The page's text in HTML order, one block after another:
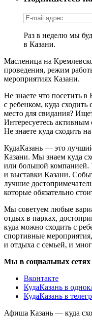
Раз в неделю мы
в Казани.
Масленица на
проведения, режим
мероприятиях Казани.
Не знаете что посетить в
с ребенком, куда
место для свидания?
Интересуетесь
Не знаете куда сходить
КудаКазань — это
Казани. Мы знаем куда
или большой компанией.
и выставки Казани.
лучшие
которые обязательно
Мы советуем любые
отдых в парках,
куда можно сходить с
спортивные
и отдыха с семьей, и
Мы в социальных сетях
Вконтакте
КудаКазань в
КудаКазань в
Афиша Казань — куда